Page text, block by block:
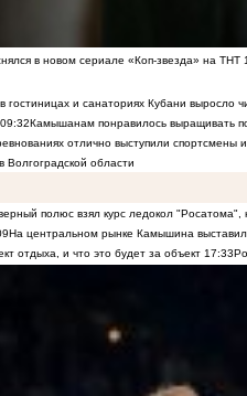
в новом сериале «Коп-звезда» на ТНТ
гостиницах и санаториях Кубани выросло
09:32Камышанам понравилось выращивать
отлично выступили спортсмены
Волгоградской области
полюс взял курс ледокол
На центральном рынке Камышина
отдыха, и что это будет за объект 17:33